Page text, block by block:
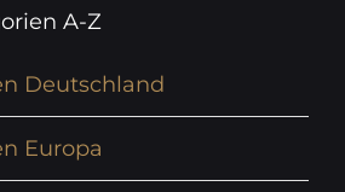
A-Z
Deutschland
Europa